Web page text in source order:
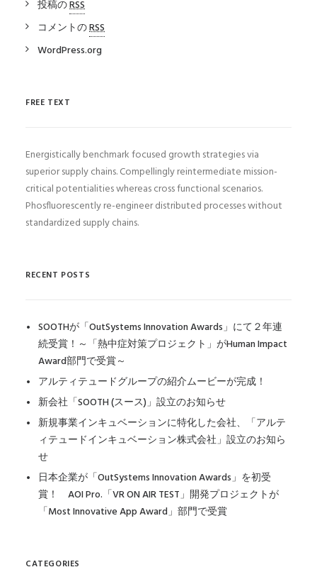
投稿のRSS
コメントのRSS
WordPress.org
FREE TEXT
Energistically benchmark focused growth strategies via
superior supply chains. Compellingly reintermediate mission-
critical potentialities whereas cross functional scenarios.
Phosfluorescently re-engineer distributed processes without
standardized supply chains.
RECENT POSTS
SOOTHが「OutSystems Innovation Awards」にて２年連
続受賞！～「熱中症対策プロジェクト」がHuman Impact
Award部門で受賞～
アルティテュードグループの紹介ムービーが完成！
新会社「SOOTH (スース)」設立のお知らせ
新規事業インキュベーションに特化した会社、「アルテ
ィテュードインキュベーション株式会社」設立のお知ら
せ
日本企業が「OutSystems Innovation Awards」を初受
賞！ AOI Pro.「VR ON AIR TEST」開発プロジェクトが
「Most Innovative App Award」部門で受賞
CATEGORIES